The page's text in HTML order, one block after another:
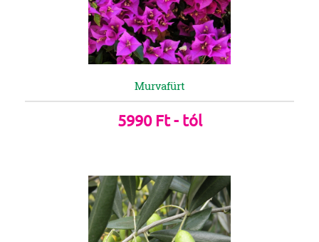
Murvafürt
5990 Ft - tól